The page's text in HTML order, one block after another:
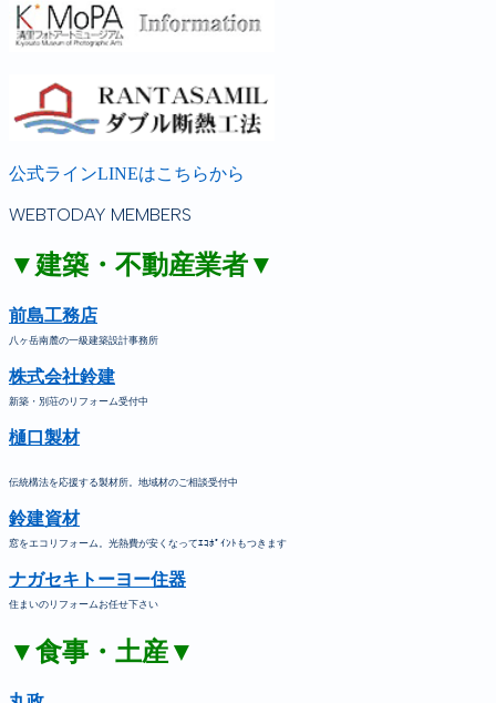
公式ラインLINEはこちらから
WEBTODAY MEMBERS
▼建築・不動産業者▼
前島工務店
八ヶ岳南麓の一級建築設計事務所
株式会社鈴建
新築・別荘のリフォーム受付中
樋口製材
伝統構法を応援する製材所。地域材のご相談受付中
鈴建資材
窓をエコリフォーム。光熱費が安くなってｴｺﾎﾟｲﾝﾄもつきます
ナガセキトーヨー住器
住まいのリフォームお任せ下さい
▼食事・土産▼